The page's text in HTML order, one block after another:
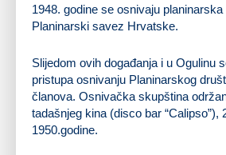
1948. godine se osnivaju
Planinarski savez Hrvatske.
Slijedom ovih događanja i u Ogulinu
pristupa osnivanju Planinarskog
članova. Osnivačka skupština
tadašnjeg kina (disco bar “Calipso”),
1950.godine.